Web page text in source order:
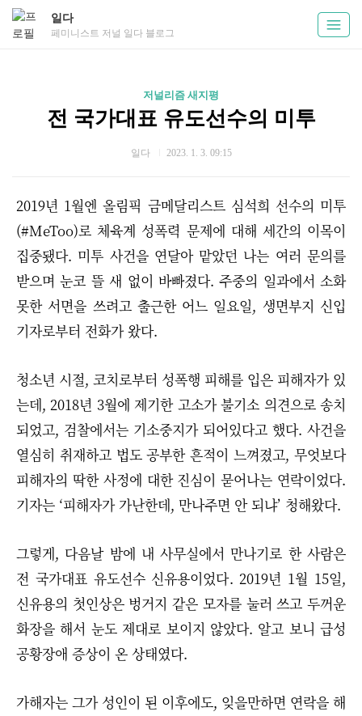
일다
페미니스트 저널 일다 블로그
저널리즘 새지평
전 국가대표 유도선수의 미투
일다 2023. 1. 3. 09:15
2019년 1월엔 올림픽 금메달리스트 심석희 선수의 미투
(#MeToo)로 체육계 성폭력 문제에 대해 세간의 이목이
집중됐다. 미투 사건을 연달아 맡았던 나는 여러 문의를
받으며 눈코 뜰 새 없이 바빠졌다. 주중의 일과에서 소화
못한 서면을 쓰려고 출근한 어느 일요일, 생면부지 신입
기자로부터 전화가 왔다.
청소년 시절, 코치로부터 성폭행 피해를 입은 피해자가 있
는데, 2018년 3월에 제기한 고소가 불기소 의견으로 송치
되었고, 검찰에서는 기소중지가 되어있다고 했다. 사건을
열심히 취재하고 법도 공부한 흔적이 느껴졌고, 무엇보다
피해자의 딱한 사정에 대한 진심이 묻어나는 연락이었다.
기자는 ‘피해자가 가난한데, 만나주면 안 되냐’ 청해왔다.
그렇게, 다음날 밤에 내 사무실에서 만나기로 한 사람은
전 국가대표 유도선수 신유용이었다. 2019년 1월 15일,
신유용의 첫인상은 벙거지 같은 모자를 눌러 쓰고 두꺼운
화장을 해서 눈도 제대로 보이지 않았다. 알고 보니 급성
공황장애 증상이 온 상태였다.
가해자는 그가 성인이 된 이후에도, 잊을만하면 연락을 해